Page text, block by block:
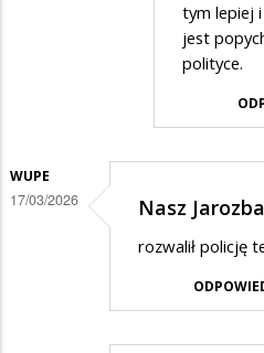
tym lepiej
jest
polityce.
WUPE
17/03/2026 Nasz
rozwalił policję